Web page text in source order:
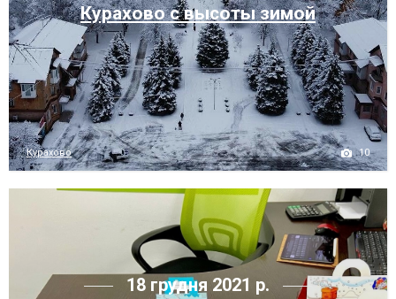
Курахово с высоты зимой
Курахово 10
18 грудня 2021 р.